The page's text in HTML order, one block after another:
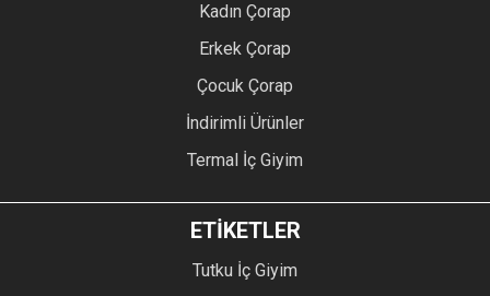
Kadın Çorap
Erkek Çorap
Çocuk Çorap
İndirimli Ürünler
Termal İç Giyim
ETİKETLER
Tutku İç Giyim